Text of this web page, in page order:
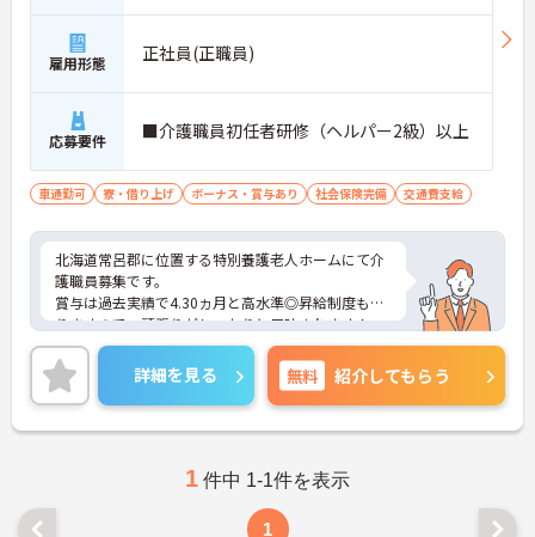
雇用形態 正社員(正職員)
応募要件 ■介護職員初任者研修（ヘルパー2級）以上
車通勤可 寮・借り上げ ボーナス・賞与あり 社会保険完備 交通費支給
北海道常呂郡に位置する特別養護老人ホームにて介
護職員募集です。
賞与は過去実績で4.30ヵ月と高水準◎昇給制度もあ
りますので、頑張りがしっかりと反映されます！
ご興味ある方には、面接対策ポイントなど、さらに
詳細をお話しいたしますのでお気軽にご相談くださ
い！
詳細を見る 無料 紹介してもらう
1 件中 1-1件を表示
1